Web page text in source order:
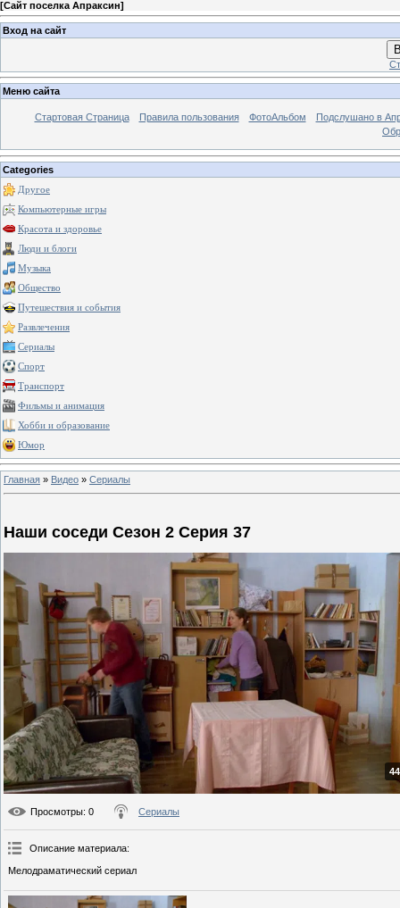
[Сайт поселка Апраксин]
Вход на сайт
Меню сайта
Стартовая Страница Правила пользования ФотоАльбом
Подслушано в
Categories
Другое
Компьютерные игры
Красота и здоровье
Люди и блоги
Музыка
Общество
Путешествия и события
Развлечения
Сериалы
Спорт
Транспорт
Фильмы и анимация
Хобби и образование
Юмор
Главная » Видео » Сериалы
Наши соседи Сезон 2 Серия 37
Просмотры: 0 Сериалы
Описание материала:
Мелодраматический сериал